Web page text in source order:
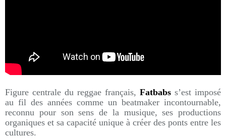
Figure centrale du reggae français, Fatbabs s’est imposé
au fil des années comme un beatmaker incontournable,
reconnu pour son sens de la musique, ses productions
organiques et sa capacité unique à créer des ponts entre les
cultures.